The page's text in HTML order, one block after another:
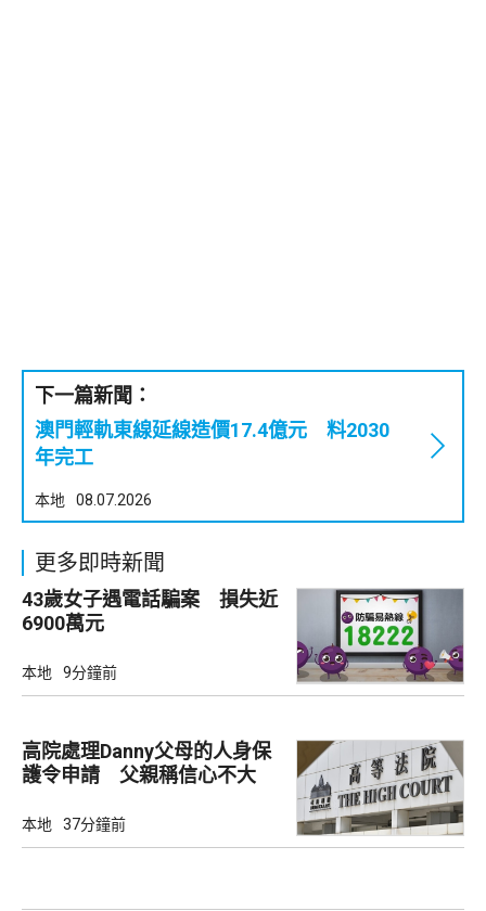
下一篇新聞：
澳門輕軌東線延線造價17.4億元 料2030
年完工
本地 08.07.2026
更多即時新聞
43歲女子遇電話騙案 損失近
6900萬元
本地 9分鐘前
高院處理Danny父母的人身保
護令申請 父親稱信心不大
本地 37分鐘前